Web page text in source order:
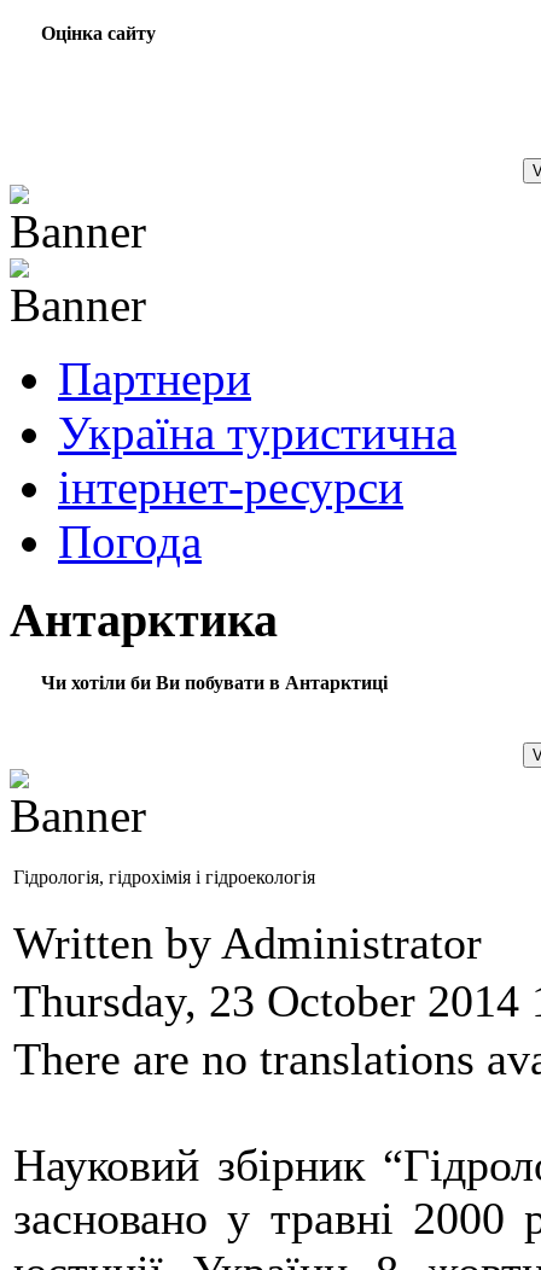
Оцінка сайту
Партнери
Україна туристична
інтернет-ресурси
Погода
Антарктика
Чи хотіли би Ви побувати в Антарктиці
Гідрологія, гідрохімія і гідроекологія
Written by Administrator
Thursday, 23 October 2014
There are no translations
Науковий збірник
засновано у травні 2000